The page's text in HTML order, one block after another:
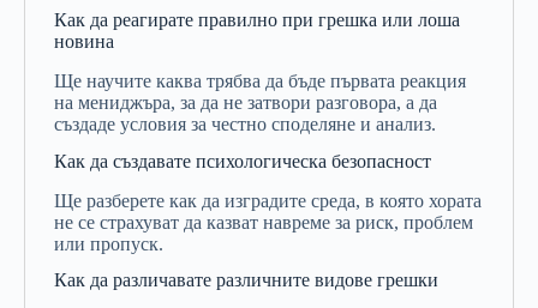
Как да реагирате правилно при грешка или лоша
новина
Ще научите каква трябва да бъде първата реакция
на мениджъра, за да не затвори разговора, а да
създаде условия за честно споделяне и анализ.
Как да създавате психологическа безопасност
Ще разберете как да изградите среда, в която хората
не се страхуват да казват навреме за риск, проблем
или пропуск.
Как да различавате различните видове грешки